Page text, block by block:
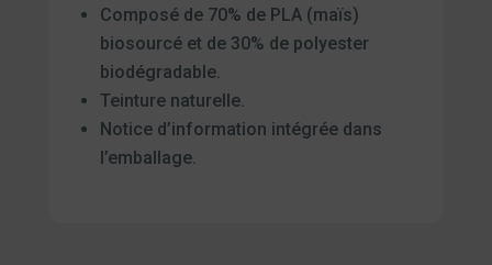
Composé de 70% de PLA (maïs)
biosourcé et de 30% de polyester
biodégradable.
Teinture naturelle.
Notice d’information intégrée dans
l’emballage.